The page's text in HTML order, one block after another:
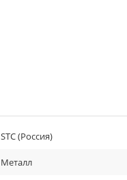
STC (Россия)
Металл